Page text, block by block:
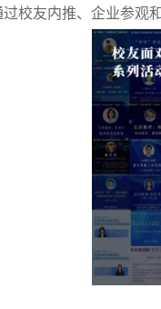
校友内推、企业参观